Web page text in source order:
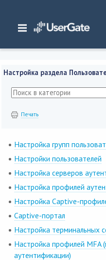
Главная/ Документация/DCFW
Интерфейс командной строки
Настройка раздела
Печать
Настройка групп
Настройки пользователей
Настройка серверов
Настройка профилей
Настройка Captive-
Captive-портал
Настройка терминальных
Настройка профилей MFA
аутентификации)